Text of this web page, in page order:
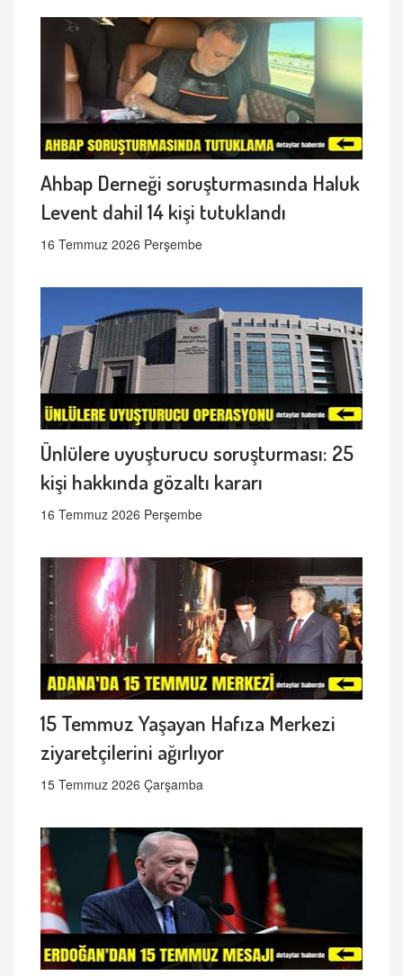
Ahbap Derneği soruşturmasında Haluk
Levent dahil 14 kişi tutuklandı
16 Temmuz 2026 Perşembe
Ünlülere uyuşturucu soruşturması: 25
kişi hakkında gözaltı kararı
16 Temmuz 2026 Perşembe
15 Temmuz Yaşayan Hafıza Merkezi
ziyaretçilerini ağırlıyor
15 Temmuz 2026 Çarşamba